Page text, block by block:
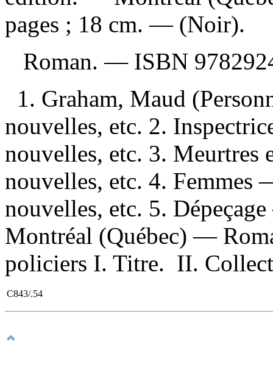
pages ; 18 cm. — (Noir).
Roman. — ISBN
1. Graham, Maud
nouvelles, etc. 2.
nouvelles, etc. 3.
nouvelles, etc. 4.
nouvelles, etc. 5.
Montréal (Québec) —
policiers I. Titre. II.
C843/.54